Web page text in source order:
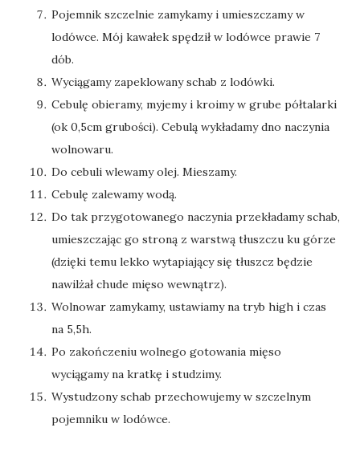
Pojemnik szczelnie zamykamy i umieszczamy w
lodówce. Mój kawałek spędził w lodówce prawie 7
dób.
Wyciągamy zapeklowany schab z lodówki.
Cebulę obieramy, myjemy i kroimy w grube półtalarki
(ok 0,5cm grubości). Cebulą wykładamy dno naczynia
wolnowaru.
Do cebuli wlewamy olej. Mieszamy.
Cebulę zalewamy wodą.
Do tak przygotowanego naczynia przekładamy schab,
umieszczając go stroną z warstwą tłuszczu ku górze
(dzięki temu lekko wytapiający się tłuszcz będzie
nawilżał chude mięso wewnątrz).
Wolnowar zamykamy, ustawiamy na tryb high i czas
na 5,5h.
Po zakończeniu wolnego gotowania mięso
wyciągamy na kratkę i studzimy.
Wystudzony schab przechowujemy w szczelnym
pojemniku w lodówce.